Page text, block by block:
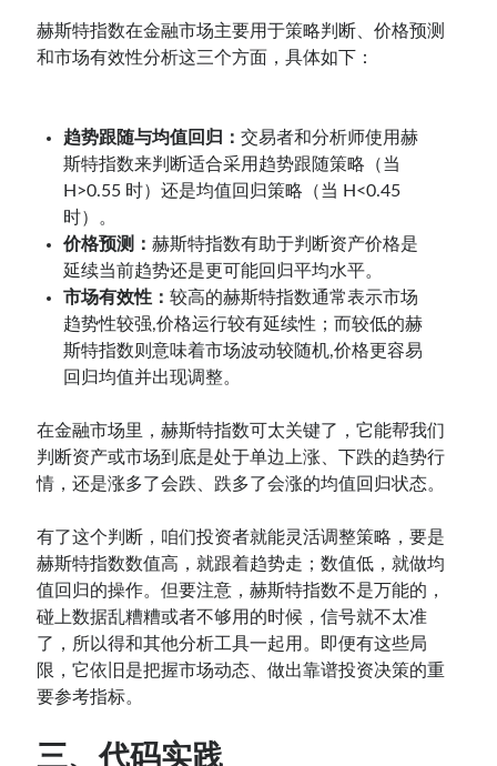
赫斯特指数在金融市场主要用于策略判断、价格预测
和市场有效性分析这三个方面，具体如下：
趋势跟随与均值回归：交易者和分析师使用赫
斯特指数来判断适合采用趋势跟随策略（当
H>0.55 时）还是均值回归策略（当 H<0.45
时）。
价格预测：赫斯特指数有助于判断资产价格是
延续当前趋势还是更可能回归平均水平。
市场有效性：较高的赫斯特指数通常表示市场
趋势性较强,价格运行较有延续性；而较低的赫
斯特指数则意味着市场波动较随机,价格更容易
回归均值并出现调整。
在金融市场里，赫斯特指数可太关键了，它能帮我们
判断资产或市场到底是处于单边上涨、下跌的趋势行
情，还是涨多了会跌、跌多了会涨的均值回归状态。
有了这个判断，咱们投资者就能灵活调整策略，要是
赫斯特指数数值高，就跟着趋势走；数值低，就做均
值回归的操作。但要注意，赫斯特指数不是万能的，
碰上数据乱糟糟或者不够用的时候，信号就不太准
了，所以得和其他分析工具一起用。即便有这些局
限，它依旧是把握市场动态、做出靠谱投资决策的重
要参考指标。
三、代码实践